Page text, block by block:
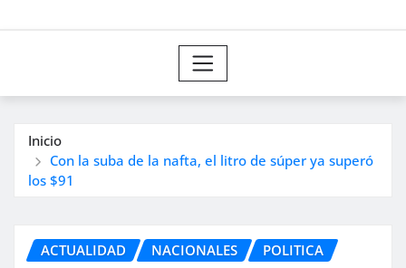
Inicio
Con la suba de la nafta, el litro de súper ya superó
los $91
ACTUALIDAD NACIONALES POLITICA